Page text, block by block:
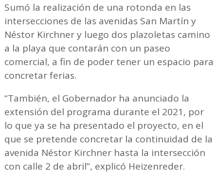
Sumó la realización de una rotonda en las
intersecciones de las avenidas San Martín y
Néstor Kirchner y luego dos plazoletas camino
a la playa que contarán con un paseo
comercial, a fin de poder tener un espacio para
concretar ferias.
“También, el Gobernador ha anunciado la
extensión del programa durante el 2021, por
lo que ya se ha presentado el proyecto, en el
que se pretende concretar la continuidad de la
avenida Néstor Kirchner hasta la intersección
con calle 2 de abril”, explicó Heizenreder.